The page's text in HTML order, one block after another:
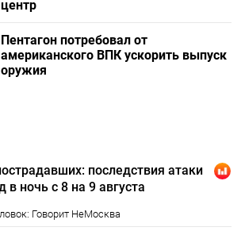
центр
Пентагон потребовал от
американского ВПК ускорить выпуск
оружия